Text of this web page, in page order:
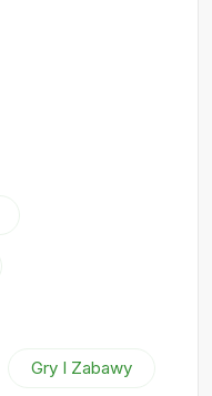
Gry I Zabawy